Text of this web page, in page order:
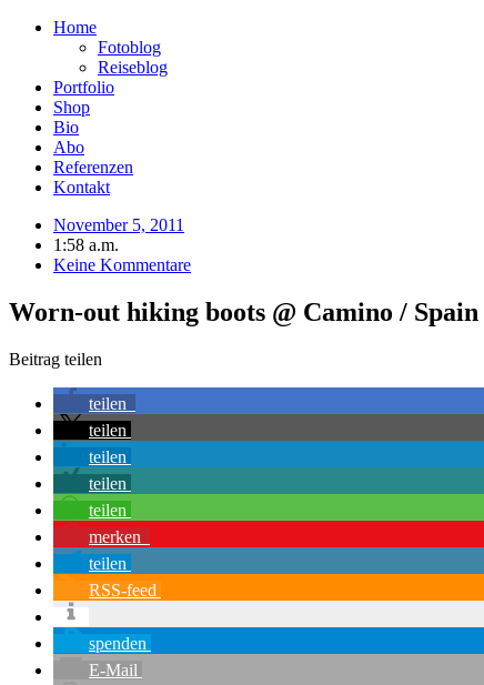
Home
Fotoblog
Reiseblog
Portfolio
Shop
Bio
Abo
Referenzen
Kontakt
November 5, 2011
1:58 a.m.
Keine Kommentare
Worn-out hiking boots @ Camino / Spain
Beitrag teilen
teilen
teilen
teilen
teilen
teilen
merken
teilen
RSS-feed
spenden
E-Mail